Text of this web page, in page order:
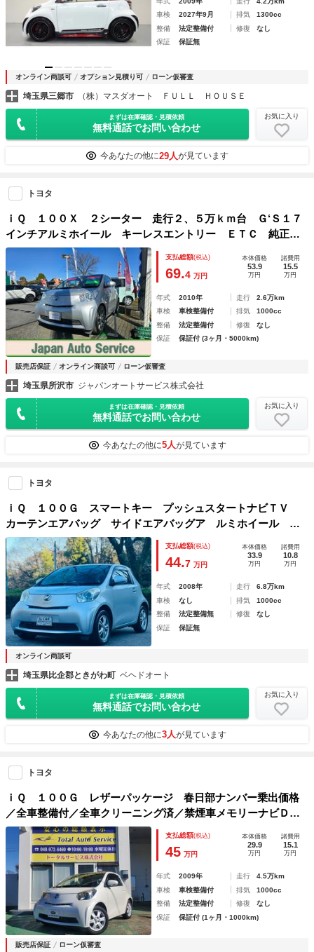
車検
2027年9月 排気
1300cc
整備
法定整備付 修復
なし
保証
保証無
オンライン商談可 オプション見積り可 ローン仮審査
埼玉県三郷市 （株）マスダオート ＦＵＬＬ ＨＯＵＳＥ
まずは在庫確認・見積依頼
無料通話でお問い合わせ
お気に入り
今あなたの他に29人が見ています
トヨタ
ｉＱ １００Ｘ ２シーター 走行２、５万ｋｍ台 Ｇ‘Ｓ１７
インチアルミホイール キーレスエントリー ＥＴＣ 純正オ
ーディオ ポータブルナビ 保証付き
支払総額(税込)
69.4 万円
本体価格
53.9
万円
諸費用
15.5
万円
年式 2010年 走行
2.6万km
車検
車検整備付 排気
1000cc
整備
法定整備付 修復
なし
保証
保証付 (3ヶ月・5000km)
販売店保証 オンライン商談可 ローン仮審査
埼玉県所沢市 ジャパンオートサービス株式会社
まずは在庫確認・見積依頼
無料通話でお問い合わせ
お気に入り
今あなたの他に5人が見ています
トヨタ
ｉＱ １００Ｇ スマートキー プッシュスタートナビＴＶ
カーテンエアバッグ サイドエアバッグア ルミホイール 修
復歴無
支払総額(税込)
44.7 万円
本体価格
33.9
万円
諸費用
10.8
万円
年式 2008年 走行
6.8万km
車検
なし 排気
1000cc
整備
法定整備無 修復
なし
保証
保証無
オンライン商談可
埼玉県比企郡ときがわ町 ベヘドオート
まずは在庫確認・見積依頼
無料通話でお問い合わせ
お気に入り
今あなたの他に3人が見ています
トヨタ
ｉＱ １００Ｇ レザーパッケージ 春日部ナンバー乗出価格
／全車整備付／全車クリーニング済／禁煙車メモリーナビＤＶ
Ｄ／ＳＤ／ＵＳＢ地デジ音楽録音スマートキー革巻ステア前後
ドラレコＥＣＯモード純正１５ＡＷ
支払総額(税込)
45 万円
本体価格
29.9
万円
諸費用
15.1
万円
年式 2009年 走行
4.5万km
車検
車検整備付 排気
1000cc
整備
法定整備付 修復
なし
保証
保証付 (1ヶ月・1000km)
販売店保証 ローン仮審査